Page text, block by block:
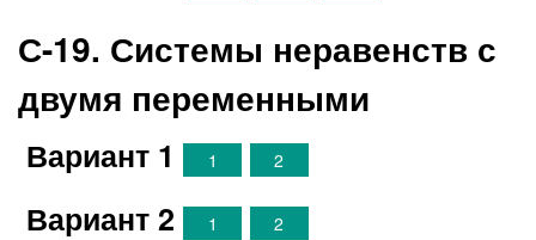
С-19. Системы неравенств с
двумя переменными
Вариант 1 1 2
Вариант 2 1 2